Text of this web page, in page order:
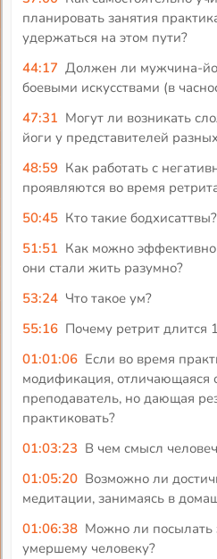
планировать занятия
удержаться на этом пути?
44:17 Должен ли мужчина-
боевыми искусствами (в
47:31 Могут ли возникать
йоги у представителей
48:59 Как работать с
проявляются во время
50:45 Кто такие бодхисаттвы?
51:51 Как можно
они стали жить разумно?
53:24 Что такое ум?
55:16 Почему ретрит длится
01:01:06 Если во время
модификация, отличающаяся
преподаватель, но дающая
практиковать?
01:03:23 В чем смысл
01:05:20 Возможно ли
медитации, занимаясь в
01:06:38 Можно ли посылать
умершему человеку?